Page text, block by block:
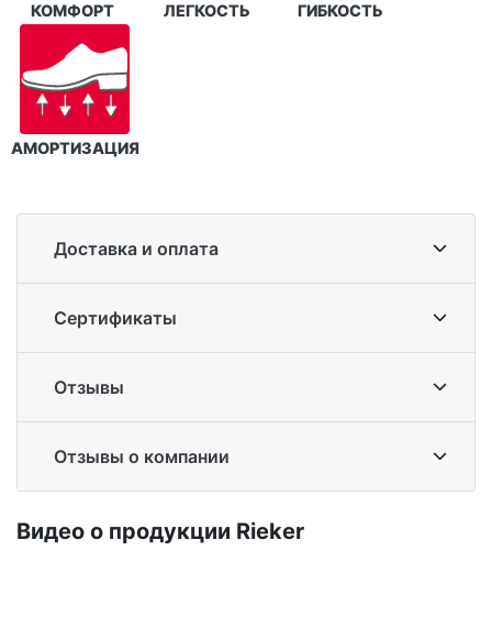
КОМФОРТ ЛЕГКОСТЬ ГИБКОСТЬ
АМОРТИЗАЦИЯ
Доставка и оплата
Сертификаты
Отзывы
Отзывы о компании
Ви­део о про­дук­ции Ri­eker